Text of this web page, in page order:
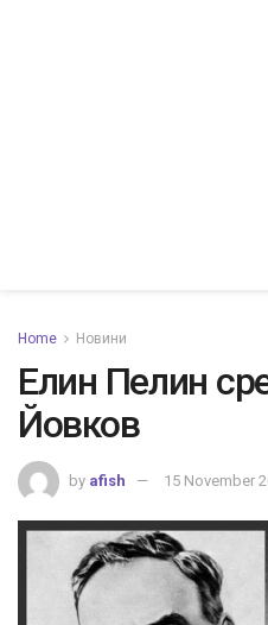
Home Новини
Елин Пелин
Йовков
by afish 15 November